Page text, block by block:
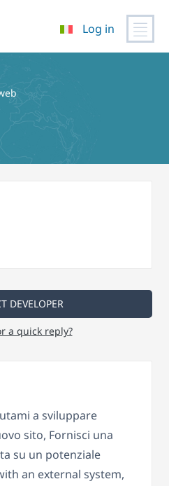
Log in
DEVELOPER
a quick reply?
a sviluppare
sito, Fornisci una
su un potenziale
an external system,